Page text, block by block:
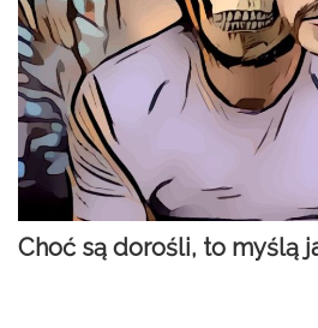
Choć są dorośli, to myślą